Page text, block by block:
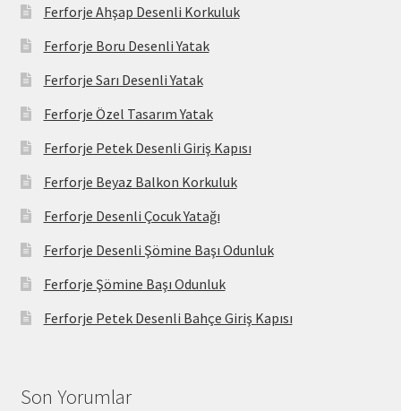
Ferforje Ahşap Desenli Korkuluk
Ferforje Boru Desenli Yatak
Ferforje Sarı Desenli Yatak
Ferforje Özel Tasarım Yatak
Ferforje Petek Desenli Giriş Kapısı
Ferforje Beyaz Balkon Korkuluk
Ferforje Desenli Çocuk Yatağı
Ferforje Desenli Şömine Başı Odunluk
Ferforje Şömine Başı Odunluk
Ferforje Petek Desenli Bahçe Giriş Kapısı
Son Yorumlar